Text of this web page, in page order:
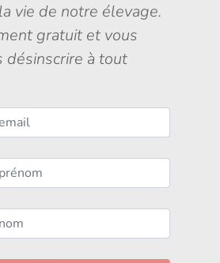
vie de notre élevage.
gratuit et vous
désinscrire à tout